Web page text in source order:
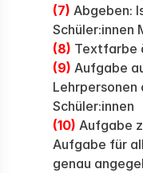
(7) Abgeben:
Schüler:innen
(8) Textfarbe
(9) Aufgabe
Schüler:innen
(10) Aufgabe
Aufgabe für
genau